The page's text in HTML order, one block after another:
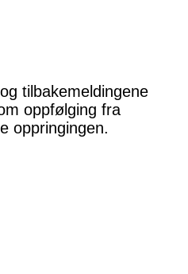
tilbakemeldingene
oppfølging fra
oppringingen.